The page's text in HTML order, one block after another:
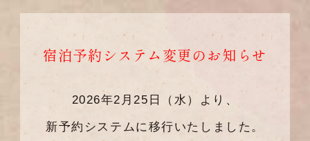
宿泊予約システム変更のお知らせ
2026年2月25日（水）より、
新予約システムに移行いたしました。